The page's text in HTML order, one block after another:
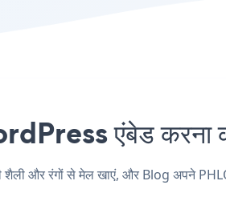
एंबेड करना
और रंगों से मेल खाएं, और Blog अपने